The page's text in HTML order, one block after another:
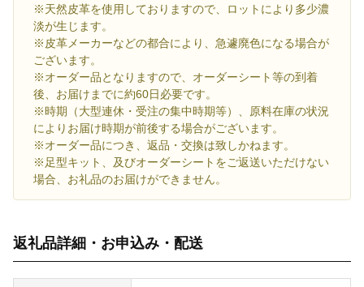
※天然皮革を使用しておりますので、ロットにより多少濃
淡が生じます。
※皮革メーカーなどの都合により、急遽廃色になる場合が
ございます。
※オーダー品となりますので、オーダーシート等の到着
後、お届けまでに約60日必要です。
※時期（大型連休・受注の集中時期等）、原料在庫の状況
によりお届け時期が前後する場合がございます。
※オーダー品につき、返品・交換は致しかねます。
※足型キット、及びオーダーシートをご返送いただけない
場合、お礼品のお届けができません。
返礼品詳細・お申込み・配送